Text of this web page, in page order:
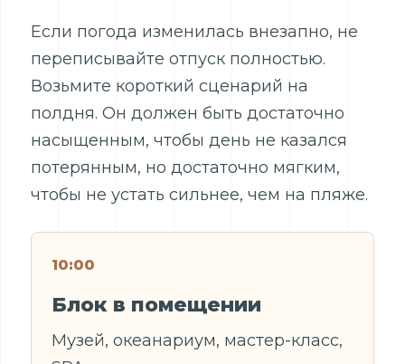
Если погода изменилась внезапно, не
переписывайте отпуск полностью.
Возьмите короткий сценарий на
полдня. Он должен быть достаточно
насыщенным, чтобы день не казался
потерянным, но достаточно мягким,
чтобы не устать сильнее, чем на пляже.
10:00
Блок в помещении
Музей, океанариум, мастер-класс,